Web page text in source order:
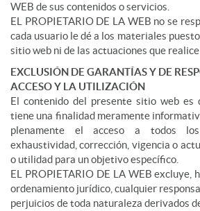
WEB de sus contenidos o servicios.
EL PROPIETARIO DE LA WEB no se
cada usuario le dé a los materiales
sitio web ni de las actuaciones que realice
EXCLUSIÓN DE GARANTÍAS Y DE
ACCESO Y LA UTILIZACIÓN
El contenido del presente sitio web es
tiene una finalidad meramente
plenamente el acceso a todos
exhaustividad, corrección, vigencia o
o utilidad para un objetivo específico.
EL PROPIETARIO DE LA WEB excluye,
ordenamiento jurídico, cualquier
perjuicios de toda naturaleza derivados